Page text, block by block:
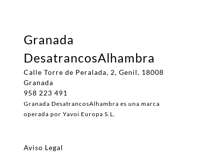
Granada
DesatrancosAlhambra
Calle Torre de Peralada, 2, Genil, 18008
Granada
958 223 491
Granada DesatrancosAlhambra es una marca
operada por Yavoi Europa S.L.
Aviso Legal